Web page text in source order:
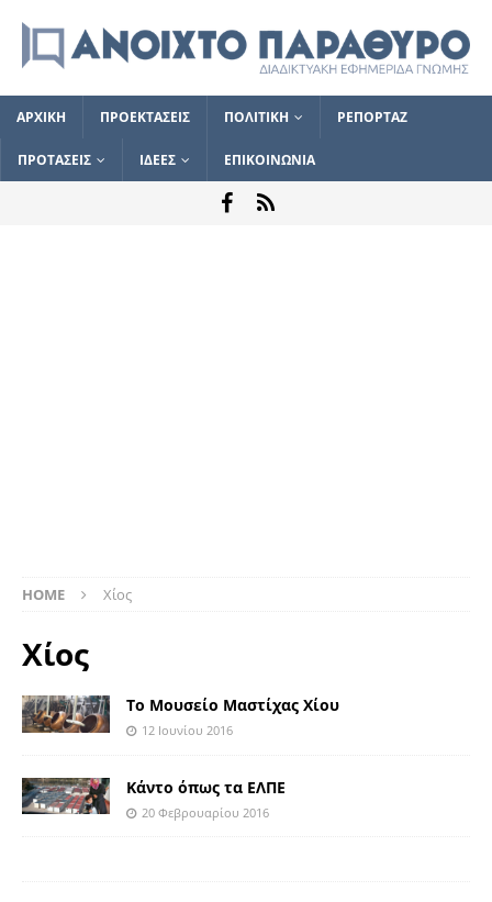
ΑΡΧΙΚΗ ΠΡΟΕΚΤΑΣΕΙΣ ΠΟΛΙΤΙΚΗ ΡΕΠΟΡΤΑΖ
ΠΡΟΤΑΣΕΙΣ ΙΔΕΕΣ ΕΠΙΚΟΙΝΩΝΙΑ
HOME Χίος
Χίος
Το Μουσείο Μαστίχας Χίου
12 Ιουνίου 2016
Κάντο όπως τα ΕΛΠΕ
20 Φεβρουαρίου 2016